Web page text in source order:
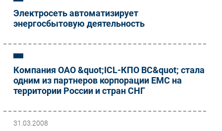
Электросеть автоматизирует
энергосбытовую деятельность
Компания ОАО &quot;ICL-КПО ВС&quot; стала
одним из партнеров корпорации EMC на
территории России и стран СНГ
31.03.2008